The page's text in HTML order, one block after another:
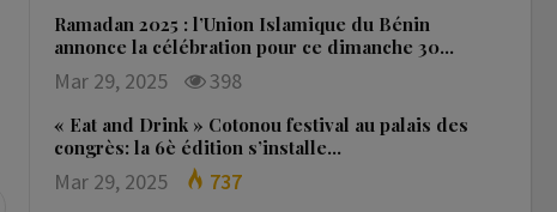
Ramadan 2025 : l’Union Islamique du Bénin
annonce la célébration pour ce dimanche 30…
Mar 29, 2025 398
« Eat and Drink » Cotonou festival au palais des
congrès: la 6è édition s’installe…
Mar 29, 2025 737